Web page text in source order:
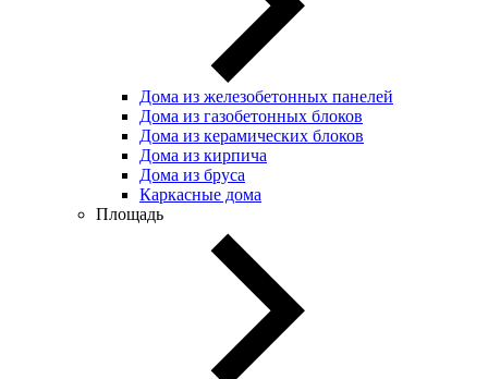
Дома из железобетонных панелей
Дома из газобетонных блоков
Дома из керамических блоков
Дома из кирпича
Дома из бруса
Каркасные дома
Площадь